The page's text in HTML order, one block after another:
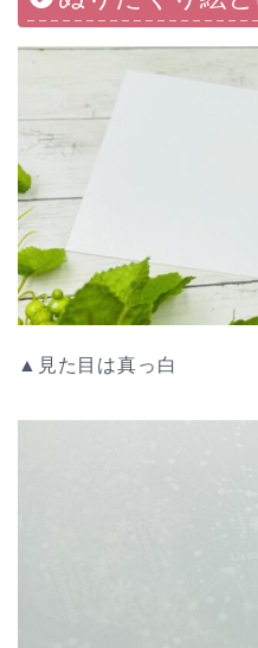
▲見た目は真っ白